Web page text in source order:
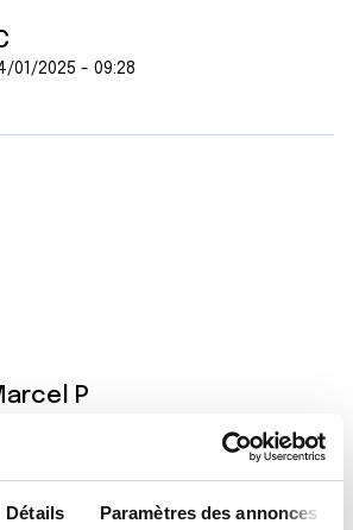
Détails Paramètres des annonces
01/2025 - 09:28
P